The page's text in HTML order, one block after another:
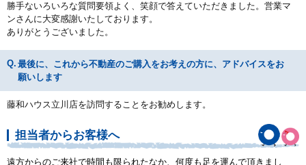
勝手ないろいろな質問要領よく、笑顔で答えていただきました。営業マ
ンさんに大変感謝いたしております。
ありがとうございました。
最後に、これから不動産のご購入をお考えの方に、アドバイスをお
願いします
藤和ハウス立川店を訪問することをお勧めします。
担当者からお客様へ
遠方からのご来社で時間も限られたなか、何度も足を運んで頂きまし